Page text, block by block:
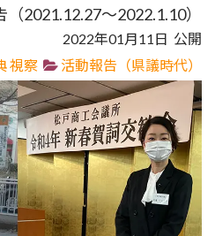
2021.12.27～2022.1.10）
2022年01月11日 公開
視察 活動報告（県議時代）